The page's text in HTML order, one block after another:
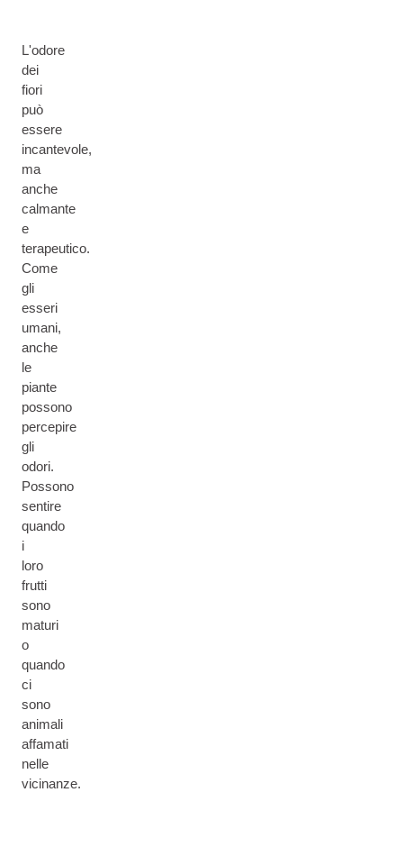
L'odore
dei
fiori
può
essere
incantevole,
ma
anche
calmante
e
terapeutico.
Come
gli
esseri
umani,
anche
le
piante
possono
percepire
gli
odori.
Possono
sentire
quando
i
loro
frutti
sono
maturi
o
quando
ci
sono
animali
affamati
nelle
vicinanze.